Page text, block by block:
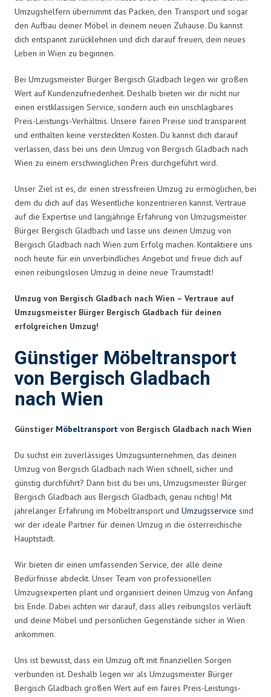
Umzugshelfern übernimmt das Packen, den Transport und sogar
den Aufbau deiner Möbel in deinem neuen Zuhause. Du kannst
dich entspannt zurücklehnen und dich darauf freuen, dein neues
Leben in Wien zu beginnen.
Bei Umzugsmeister Bürger Bergisch Gladbach legen wir großen
Wert auf Kundenzufriedenheit. Deshalb bieten wir dir nicht nur
einen erstklassigen Service, sondern auch ein unschlagbares
Preis-Leistungs-Verhältnis. Unsere fairen Preise sind transparent
und enthalten keine versteckten Kosten. Du kannst dich darauf
verlassen, dass bei uns dein Umzug von Bergisch Gladbach nach
Wien zu einem erschwinglichen Preis durchgeführt wird.
Unser Ziel ist es, dir einen stressfreien Umzug zu ermöglichen, bei
dem du dich auf das Wesentliche konzentrieren kannst. Vertraue
auf die Expertise und langjährige Erfahrung von Umzugsmeister
Bürger Bergisch Gladbach und lasse uns deinen Umzug von
Bergisch Gladbach nach Wien zum Erfolg machen. Kontaktiere uns
noch heute für ein unverbindliches Angebot und freue dich auf
einen reibungslosen Umzug in deine neue Traumstadt!
Umzug von Bergisch Gladbach nach Wien – Vertraue auf
Umzugsmeister Bürger Bergisch Gladbach für deinen
erfolgreichen Umzug!
Günstiger Möbeltransport
von Bergisch Gladbach
nach Wien
Günstiger Möbeltransport von Bergisch Gladbach nach Wien
Du suchst ein zuverlässiges Umzugsunternehmen, das deinen
Umzug von Bergisch Gladbach nach Wien schnell, sicher und
günstig durchführt? Dann bist du bei uns, Umzugsmeister Bürger
Bergisch Gladbach aus Bergisch Gladbach, genau richtig! Mit
jahrelanger Erfahrung im Möbeltransport und Umzugsservice sind
wir der ideale Partner für deinen Umzug in die österreichische
Hauptstadt.
Wir bieten dir einen umfassenden Service, der alle deine
Bedürfnisse abdeckt. Unser Team von professionellen
Umzugsexperten plant und organisiert deinen Umzug von Anfang
bis Ende. Dabei achten wir darauf, dass alles reibungslos verläuft
und deine Möbel und persönlichen Gegenstände sicher in Wien
ankommen.
Uns ist bewusst, dass ein Umzug oft mit finanziellen Sorgen
verbunden ist. Deshalb legen wir als Umzugsmeister Bürger
Bergisch Gladbach großen Wert auf ein faires Preis-Leistungs-